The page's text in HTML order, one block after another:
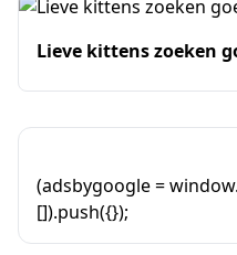
Lieve kittens zoeken
(adsbygoogle =
[]).push({});